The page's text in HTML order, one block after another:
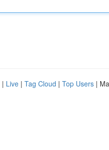
| Live | Tag Cloud | Top Users |